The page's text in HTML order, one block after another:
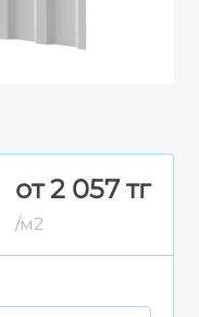
от 2 057 тг
/м2